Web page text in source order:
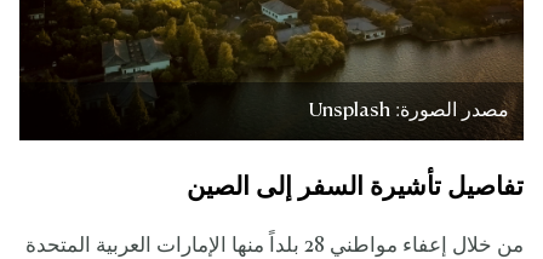
مصدر الصورة: Unsplash
تفاصيل تأشيرة السفر إلى الصين
من خلال إعفاء مواطني 28 بلداً منها الإمارات العربية المتحدة